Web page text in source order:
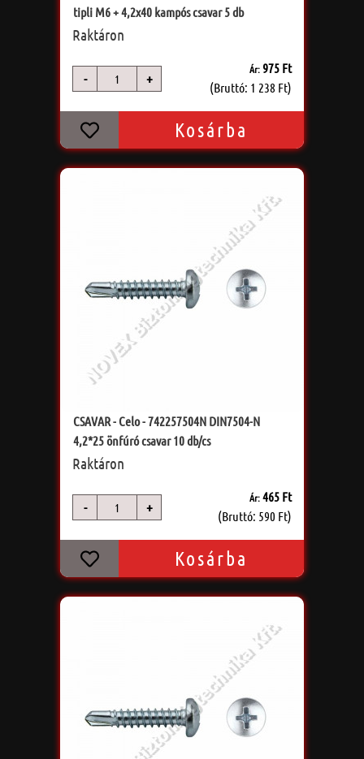
tipli M6 + 4,2x40 kampós csavar 5 db
Raktáron
- +
Ár: 975 Ft
(Bruttó: 1 238 Ft)
Kosárba
CSAVAR - Celo - 742257504N DIN7504-N
4,2*25 önfúró csavar 10 db/cs
Raktáron
- +
Ár:465 Ft
(Bruttó: 590 Ft)
Kosárba